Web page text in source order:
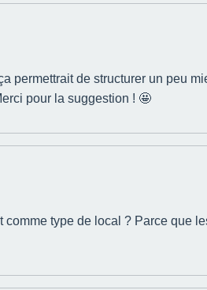
permettrait de structurer un peu
pour la suggestion ! 🤩
type de local ? Parce que